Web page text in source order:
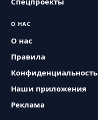
О НАС
О нас
Правила
Конфиденциальность
Наши приложения
Реклама